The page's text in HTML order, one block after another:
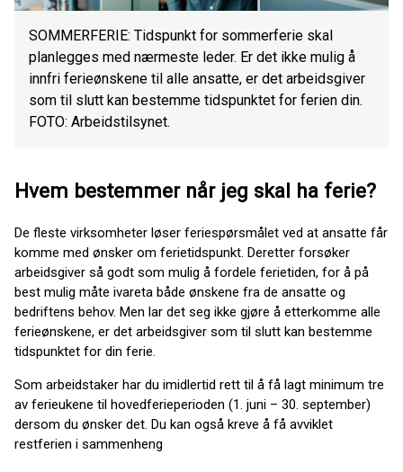
SOMMERFERIE: Tidspunkt for sommerferie skal
planlegges med nærmeste leder. Er det ikke mulig å
innfri ferieønskene til alle ansatte, er det arbeidsgiver
som til slutt kan bestemme tidspunktet for ferien din.
FOTO: Arbeidstilsynet.
Hvem bestemmer når jeg skal ha ferie?
De fleste virksomheter løser feriespørsmålet ved at ansatte får
komme med ønsker om ferietidspunkt. Deretter forsøker
arbeidsgiver så godt som mulig å fordele ferietiden, for å på
best mulig måte ivareta både ønskene fra de ansatte og
bedriftens behov. Men lar det seg ikke gjøre å etterkomme alle
ferieønskene, er det arbeidsgiver som til slutt kan bestemme
tidspunktet for din ferie.
Som arbeidstaker har du imidlertid rett til å få lagt minimum tre
av ferieukene til hovedferieperioden (1. juni – 30. september)
dersom du ønsker det. Du kan også kreve å få avviklet
restferien i sammenheng